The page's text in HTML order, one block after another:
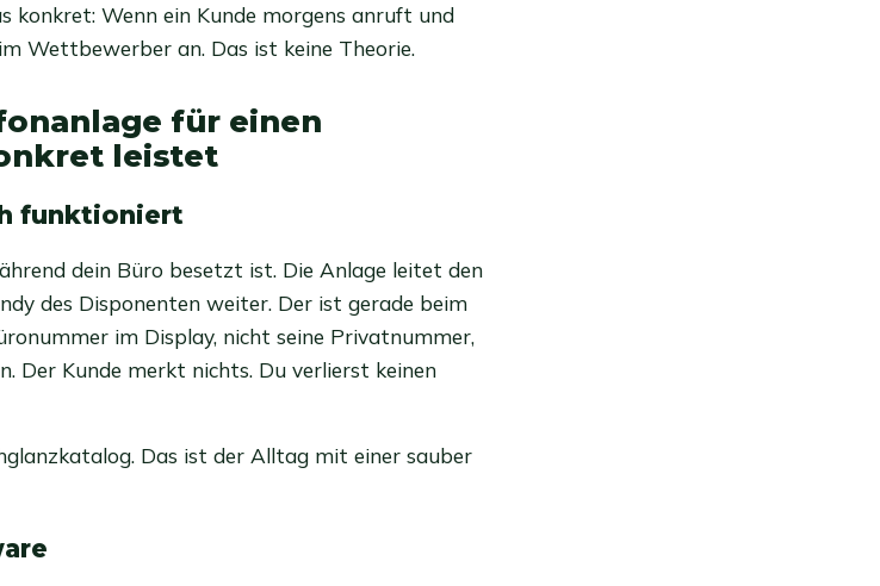
konkret: Wenn ein Kunde morgens anruft und
Wettbewerber an. Das ist keine Theorie.
für einen
leistet
funktioniert
dein Büro besetzt ist. Die Anlage leitet den
des Disponenten weiter. Der ist gerade beim
im Display, nicht seine Privatnummer,
Der Kunde merkt nichts. Du verlierst keinen
Das ist der Alltag mit einer sauber